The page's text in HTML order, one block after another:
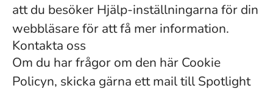
att du besöker Hjälp-inställningarna för din
webbläsare för att få mer information.
Kontakta oss
Om du har frågor om den här Cookie
Policyn, skicka gärna ett mail till Spotlight